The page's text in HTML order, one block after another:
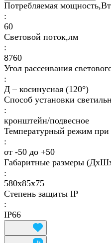
Потребляемая мощность,Вт
:
60
Световой поток,лм
:
8760
Угол рассеивания
:
Д – косинусная (120°)
Способ установки
:
кронштейн/подвесное
Температурный режим при
:
от -50 до +50
Габаритные размеры
:
580х85х75
Степень защиты IP
:
IP66